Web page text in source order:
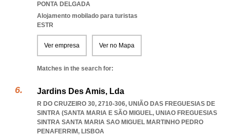
PONTA DELGADA
Alojamento mobilado para turistas
ESTR
Ver empresa Ver no Mapa
Matches in the search for:
Jardins Des Amis, Lda
R DO CRUZEIRO 30, 2710-306, UNIÃO DAS FREGUESIAS DE
SINTRA (SANTA MARIA E SÃO MIGUEL, UNIAO FREGUESIAS
SINTRA SANTA MARIA SAO MIGUEL MARTINHO PEDRO
PENAFERRIM, LISBOA